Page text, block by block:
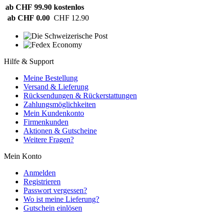
ab CHF 99.90 kostenlos
ab CHF 0.00 CHF 12.90
Hilfe & Support
Meine Bestellung
Versand & Lieferung
Rücksendungen & Rückerstattungen
Zahlungsmöglichkeiten
Mein Kundenkonto
Firmenkunden
Aktionen & Gutscheine
Weitere Fragen?
Mein Konto
Anmelden
Registrieren
Passwort vergessen?
Wo ist meine Lieferung?
Gutschein einlösen